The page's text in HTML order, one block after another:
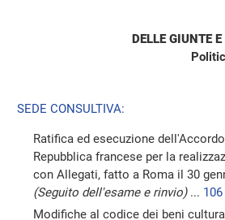
DELLE GIUNTE
SEDE CONSULTIVA:
Ratifica ed esecuzione
Repubblica francese per la
con Allegati, fatto a Roma il 30
(Seguito dell'esame e rinvio) ... 106
Modifiche al codice dei beni